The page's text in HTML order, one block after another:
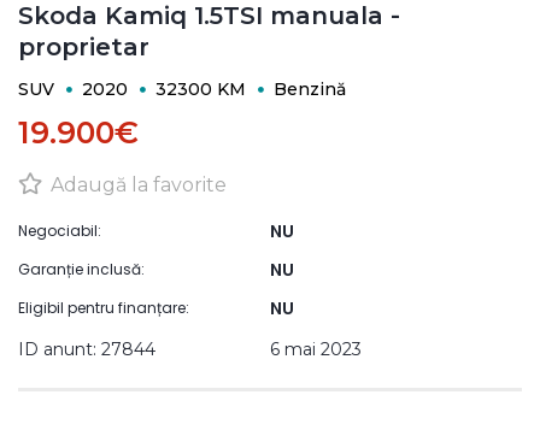
Skoda Kamiq 1.5TSI manuala -
proprietar
SUV 2020 32300 KM Benzină
19.900€
Adaugă la favorite
Negociabil: NU
Garanție inclusă: NU
Eligibil pentru finanțare: NU
ID anunt: 27844 6 mai 2023